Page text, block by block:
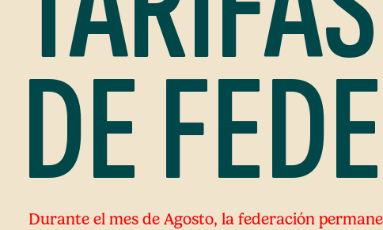
DE
Durante el mes de Agosto, la federación